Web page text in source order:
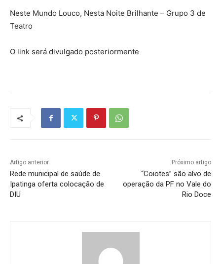
Neste Mundo Louco, Nesta Noite Brilhante – Grupo 3 de
Teatro
O link será divulgado posteriormente
Artigo anterior
Rede municipal de saúde de
Ipatinga oferta colocação de
DIU
Próximo artigo
“Coiotes” são alvo de
operação da PF no Vale do
Rio Doce